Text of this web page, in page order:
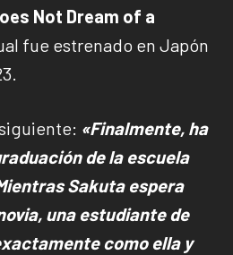
Not Dream of a
fue estrenado en Japón
«Finalmente, ha
de la escuela
Sakuta espera
una estudiante de
como ella y